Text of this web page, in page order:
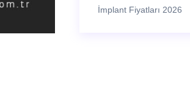
İmplant Fiyatları 2026